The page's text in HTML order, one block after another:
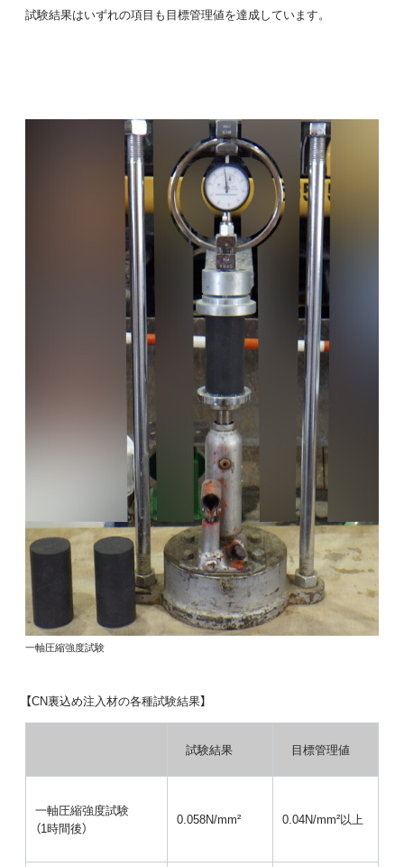
試験結果はいずれの項目も目標管理値を達成しています。
一軸圧縮強度試験
【CN裏込め注入材の各種試験結果】
試験結果 目標管理値
一軸圧縮強度試験
（1時間後）
0.058N/mm² 0.04N/mm²以上